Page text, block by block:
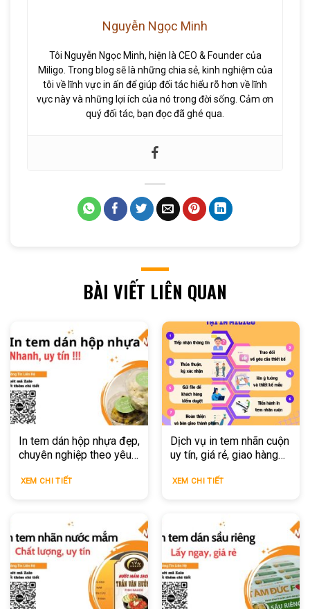
Nguyễn Ngọc Minh
Tôi Nguyễn Ngọc Minh, hiện là CEO & Founder của
Miligo. Trong blog sẽ là những chia sẻ, kinh nghiệm của
tôi về lĩnh vực in ấn để giúp đối tác hiểu rõ hơn về lĩnh
vực này và những lợi ích của nó trong đời sống. Cảm ơn
quý đối tác, bạn đọc đã ghé qua.
BÀI VIẾT LIÊN QUAN
In tem dán hộp nhựa đẹp,
chuyên nghiệp theo yêu
XEM CHI TIẾT
Dịch vụ in tem nhãn cuộn
uy tín, giá rẻ, giao hàng
XEM CHI TIẾT